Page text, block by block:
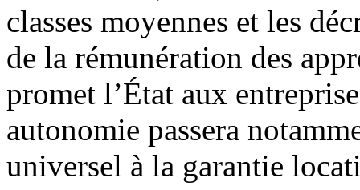
classes moyennes et les
de la rémunération des
promet l’État aux
autonomie passera
universel à la garantie